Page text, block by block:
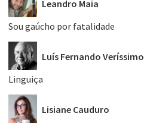
Leandro Maia
Sou gaúcho por fatalidade
Luís Fernando Veríssimo
Linguiça
Lisiane Cauduro